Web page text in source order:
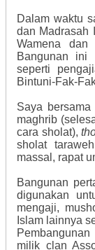
Dalam waktu
dan Madrasah
Wamena dan
Bangunan ini
seperti
Bintuni-Fak-
Saya
maghrib
cara sholat),
sholat
massal, rapat
Bangunan
digunakan
mengaji,
Islam lainnya
milik clan